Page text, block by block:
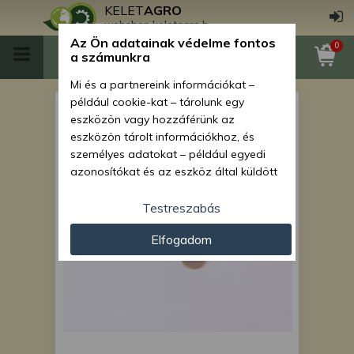
KELETAGRO
webshop.keletagro.hu
0
csavar M16x120 (MTZ
alváznyúlvány, részmenetes)
Az Ön adatainak védelme fontos
a számunkra
Mi és a partnereink információkat –
például cookie-kat – tárolunk egy
eszközön vagy hozzáférünk az
eszközön tárolt információkhoz, és
személyes adatokat – például egyedi
azonosítókat és az eszköz által küldött
személyre szabott hirdetések és
tartalom nyújtásához, hirdetés- és
tartalomméréshez, nézettségi adatok
gyűjtéséhez, valamint termékek
Testreszabás
Elfogadom